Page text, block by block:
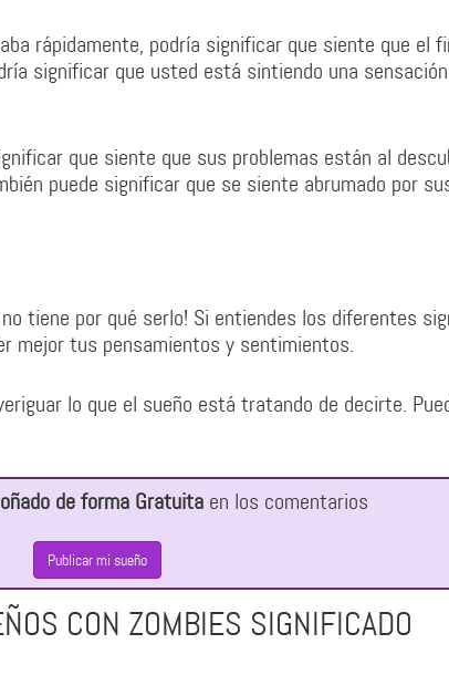
rápidamente, podría significar que siente que el
significar que usted está sintiendo una
que siente que sus problemas están al
puede significar que se siente abrumado por
tiene por qué serlo! Si entiendes los diferentes
mejor tus pensamientos y sentimientos.
lo que el sueño está tratando de decirte.
de forma Gratuita en los comentarios
Publicar mi sueño
CON ZOMBIES SIGNIFICADO